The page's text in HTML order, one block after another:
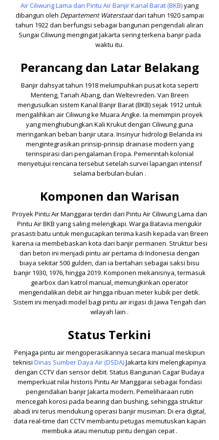
Air Ciliwung Lama dan Pintu Air Banjir Kanal Barat (BKB)yang
dibangun oleh Departement Waterstaatdari tahun 1920 sampai
tahun 1922 dan berfungsi sebagai bangunan pengendali aliran
Sungai Ciliwung mengingat Jakarta sering terkena banjir pada
waktu itu.
Perancang dan Latar Belakang
Banjir dahsyat tahun 1918 melumpuhkan pusat kota seperti
Menteng, Tanah Abang, dan Weltevreden. Van Breen
mengusulkan sistem Kanal Banjir Barat (BKB) sejak 1912 untuk
mengalihkan air Ciliwung ke Muara Angke. Ia memimpin proyek
yang menghubungkan Kali Krukut dengan Ciliwung guna
meringankan beban banjir utara. Insinyur hidrologi Belanda ini
mengintegrasikan prinsip-prinsip drainase modern yang
terinspirasi dari pengalaman Eropa. Pemerintah kolonial
menyetujui rencana tersebut setelah survei lapangan intensif
selama berbulan-bulan .
Komponen dan Warisan
Proyek Pintu Air Manggarai terdiri dari Pintu Air Ciliwung Lama dan
Pintu Air BKB yang saling melengkapi. Warga Batavia mengukir
prasasti batu untuk mengucapkan terima kasih kepada van Breen
karena ia membebaskan kota dari banjir permanen. Struktur besi
dan beton ini menjadi pintu air pertama di Indonesia dengan
biaya sekitar 500 gulden, dan ia bertahan sebagai saksi bisu
banjir 1930, 1976, hingga 2019. Komponen mekanisnya, termasuk
gearbox dan katrol manual, memungkinkan operator
mengendalikan debit air hingga ribuan meter kubik per detik.
Sistem ini menjadi model bagi pintu air irigasi di Jawa Tengah dan
wilayah lain .
Status Terkini
Penjaga pintu air mengoperasikannya secara manual meskipun
teknisi Dinas Sumber Daya Air (DSDA)Jakarta kini melengkapinya
dengan CCTV dan sensor debit. Status Bangunan Cagar Budaya
memperkuat nilai historis Pintu Air Manggarai sebagai fondasi
pengendalian banjir Jakarta modern. Pemeliharaan rutin
mencegah korosi pada bearing dan bushing, sehingga struktur
abadi ini terus mendukung operasi banjir musiman. Di era digital,
data real-time dari CCTV membantu petugas memutuskan kapan
membuka atau menutup pintu dengan cepat .